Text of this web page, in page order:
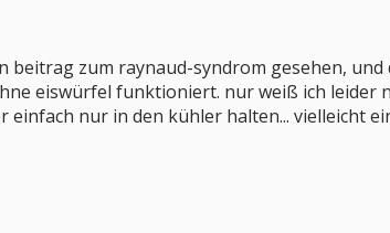
beitrag zum raynaud-syndrom gesehen,
eiswürfel funktioniert. nur weiß ich leider
nur in den kühler halten... vielleicht